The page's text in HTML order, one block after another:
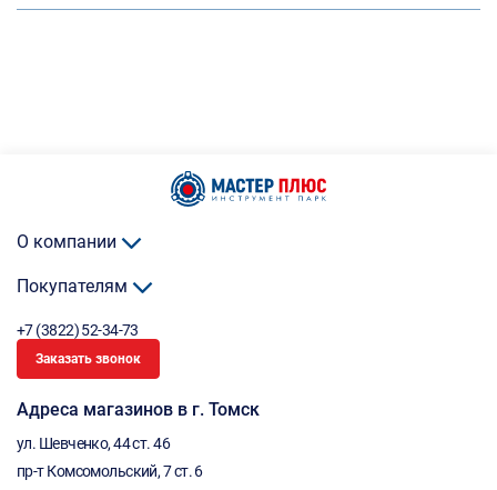
О компании
Покупателям
+7 (3822) 52-34-73
Заказать звонок
Адреса магазинов в г. Томск
ул. Шевченко, 44 ст. 46
пр-т Комсомольский, 7 ст. 6